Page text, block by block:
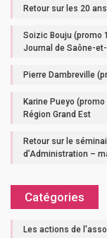
Retour sur les 20
Soizic Bouju (promo
Journal de Saône-
Pierre Dambreville
Karine Pueyo
Région Grand Est
Retour sur le
d’Administration –
Catégories
Les actions de